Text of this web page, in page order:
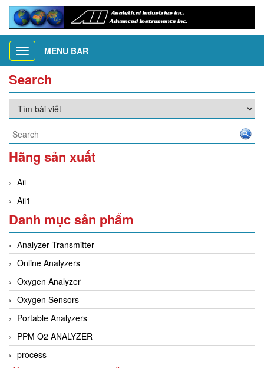
Toggle
navigation
MENU BAR
Search
Hãng sản xuất
Aii
Aii1
Danh mục sản phẩm
Analyzer Transmitter
Online Analyzers
Oxygen Analyzer
Oxygen Sensors
Portable Analyzers
PPM O2 ANALYZER
process